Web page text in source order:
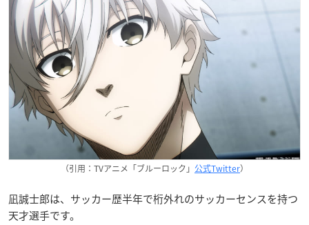
（引用：TVアニメ「ブルーロック」 公式Twitter）
凪誠士郎は、サッカー歴半年で桁外れのサッカーセンスを持つ
天才選手です。